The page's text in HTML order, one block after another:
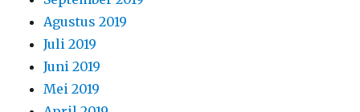
Agustus 2019
Juli 2019
Juni 2019
Mei 2019